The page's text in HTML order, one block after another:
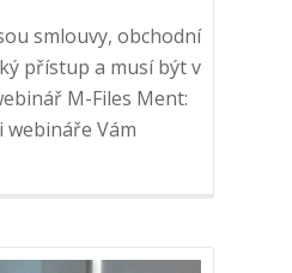
smlouvy, obchodní
přístup a musí být v
M-Files Ment:
webináře Vám